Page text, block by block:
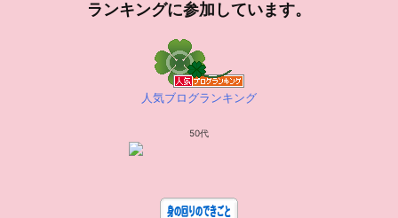
ランキングに参加しています。
人気ブログランキング
50代